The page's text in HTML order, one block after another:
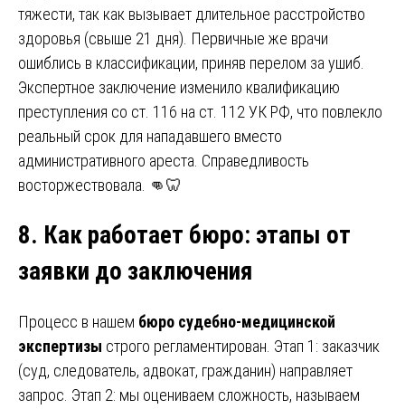
тяжести, так как вызывает длительное расстройство
здоровья (свыше 21 дня). Первичные же врачи
ошиблись в классификации, приняв перелом за ушиб.
Экспертное заключение изменило квалификацию
преступления со ст. 116 на ст. 112 УК РФ, что повлекло
реальный срок для нападавшего вместо
административного ареста. Справедливость
восторжествовала. 👊🦷
8. Как работает бюро: этапы от
заявки до заключения
Процесс в нашем бюро судебно-медицинской
экспертизы строго регламентирован. Этап 1: заказчик
(суд, следователь, адвокат, гражданин) направляет
запрос. Этап 2: мы оцениваем сложность, называем